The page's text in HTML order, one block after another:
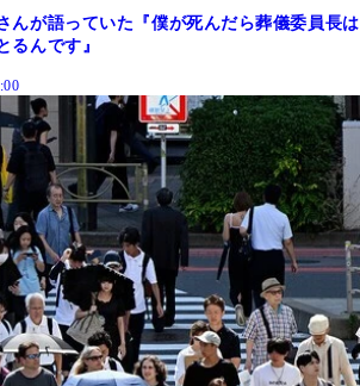
んが語っていた『僕が死んだら葬儀委員長は
るんです』